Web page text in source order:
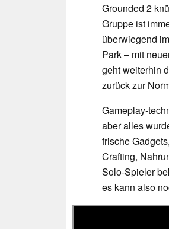
Grounded 2
Gruppe ist
überwiegend
Park – mit
geht weiterhin
zurück zur
Gameplay-
aber alles
frische
Crafting,
Solo-Spieler
es kann also